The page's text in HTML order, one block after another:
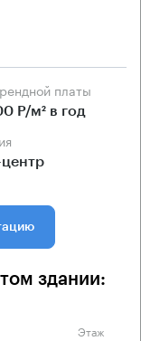
платы
Р/м² в год
здании:
Этаж